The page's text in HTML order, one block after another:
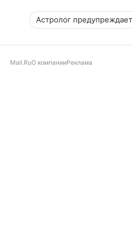
Астролог предупреждает
Mail.RuО компанииРеклама